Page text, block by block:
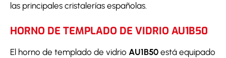
las principales cristalerías españolas.
HORNO DE TEMPLADO DE VIDRIO AU1B50
El horno de templado de vidrio AU1B50 está equipado